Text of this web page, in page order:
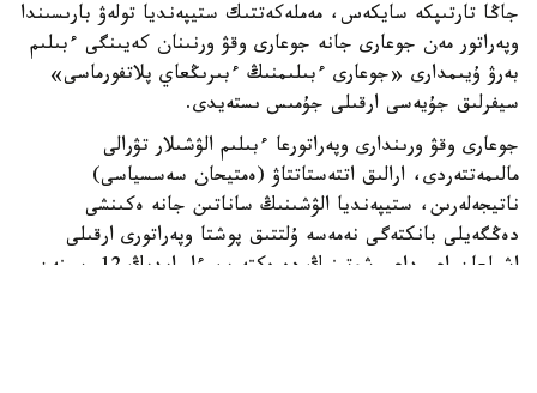
جاڭا تارتىپكە سايكەس، مەملەكەتتىك ستيپەنديا تولەۋ بارىسىندا
وپەراتور مەن جوعارى جانە جوعارى وقۋ ورنىنان كەيىنگى ءبىلىم
بەرۋ ۇيىمدارى «جوعارى ءبىلىمنىڭ ءبىرىڭعاي پلاتفورماسى»
سيفرلىق جۇيەسى ارقىلى جۇمىس ىستەيدى.
جوعارى وقۋ ورىندارى وپەراتورعا ءبىلىم الۋشىلار تۋرالى
مالىمەتتەردى، ارالىق اتتەستاتتاۋ (ەمتيحان سەسسياسى)
ناتيجەلەرىن، ستيپەنديا الۋشىنىڭ ساناتىن جانە ەكىنشى
دەڭگەيلى بانكتەگى نەمەسە ۇلتتىق پوشتا وپەراتورى ارقىلى
اشىلعان اعىمداعى شوتىنىڭ دەرەكتەرىن ءار ايدىڭ 12-سىنەن